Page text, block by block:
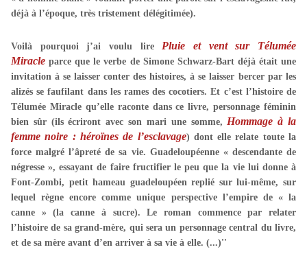
déjà à l’époque, très tristement délégitimée).
Voilà pourquoi j’ai voulu lire Pluie et vent sur Télumée
Miracle parce que le verbe de Simone Schwarz-Bart déjà était une
invitation à se laisser conter des histoires, à se laisser bercer par les
alizés se faufilant dans les rames des cocotiers. Et c’est l’histoire de
Télumée Miracle qu’elle raconte dans ce livre, personnage féminin
bien sûr (ils écriront avec son mari une somme, Hommage à la
femme noire : héroïnes de l’esclavage) dont elle relate toute la
force malgré l’âpreté de sa vie. Guadeloupéenne « descendante de
négresse », essayant de faire fructifier le peu que la vie lui donne à
Font-Zombi, petit hameau guadeloupéen replié sur lui-même, sur
lequel règne encore comme unique perspective l’empire de « la
canne » (la canne à sucre). Le roman commence par relater
l’histoire de sa grand-mère, qui sera un personnage central du livre,
et de sa mère avant d’en arriver à sa vie à elle. (...)''